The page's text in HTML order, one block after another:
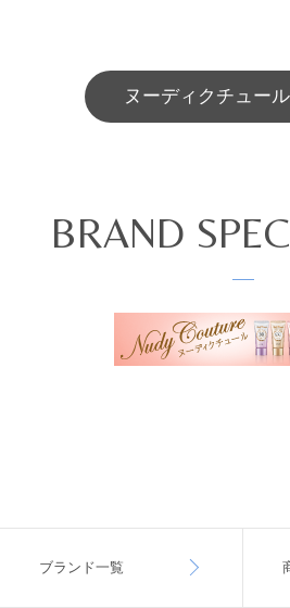
ヌーディクチュー
BRAND
ブランド一覧